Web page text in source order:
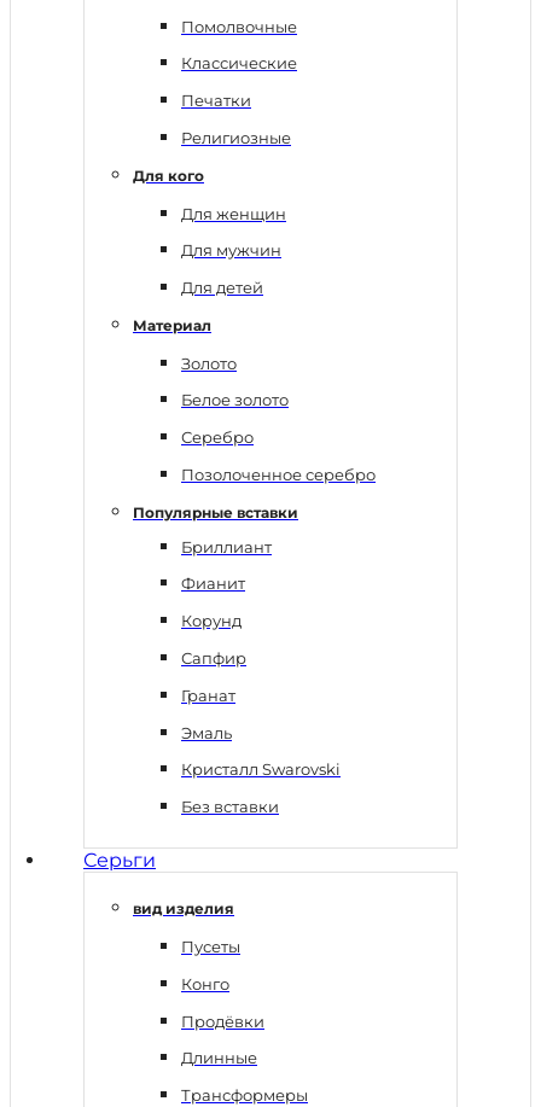
Помолвочные
Классические
Печатки
Религиозные
Для кого
Для женщин
Для мужчин
Для детей
Материал
Золото
Белое золото
Серебро
Позолоченное серебро
Популярные вставки
Бриллиант
Фианит
Корунд
Сапфир
Гранат
Эмаль
Кристалл Swarovski
Без вставки
Серьги
вид изделия
Пусеты
Конго
Продёвки
Длинные
Трансформеры